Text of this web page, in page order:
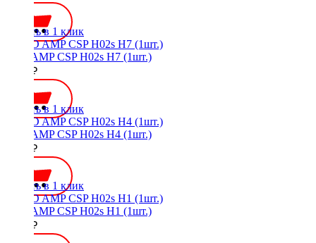
Купить в 1 клик
LED AMP CSP H02s H7 (1шт.)
1250 ₽
Купить в 1 клик
LED AMP CSP H02s H4 (1шт.)
1250 ₽
Купить в 1 клик
LED AMP CSP H02s H1 (1шт.)
1250 ₽